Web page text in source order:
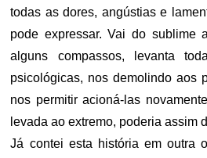
todas as dores, angústias e
pode expressar. Vai do sublime
alguns compassos, levanta
psicológicas, nos demolindo aos
nos permitir acioná-las
levada ao extremo, poderia assim
Já contei esta história em outra